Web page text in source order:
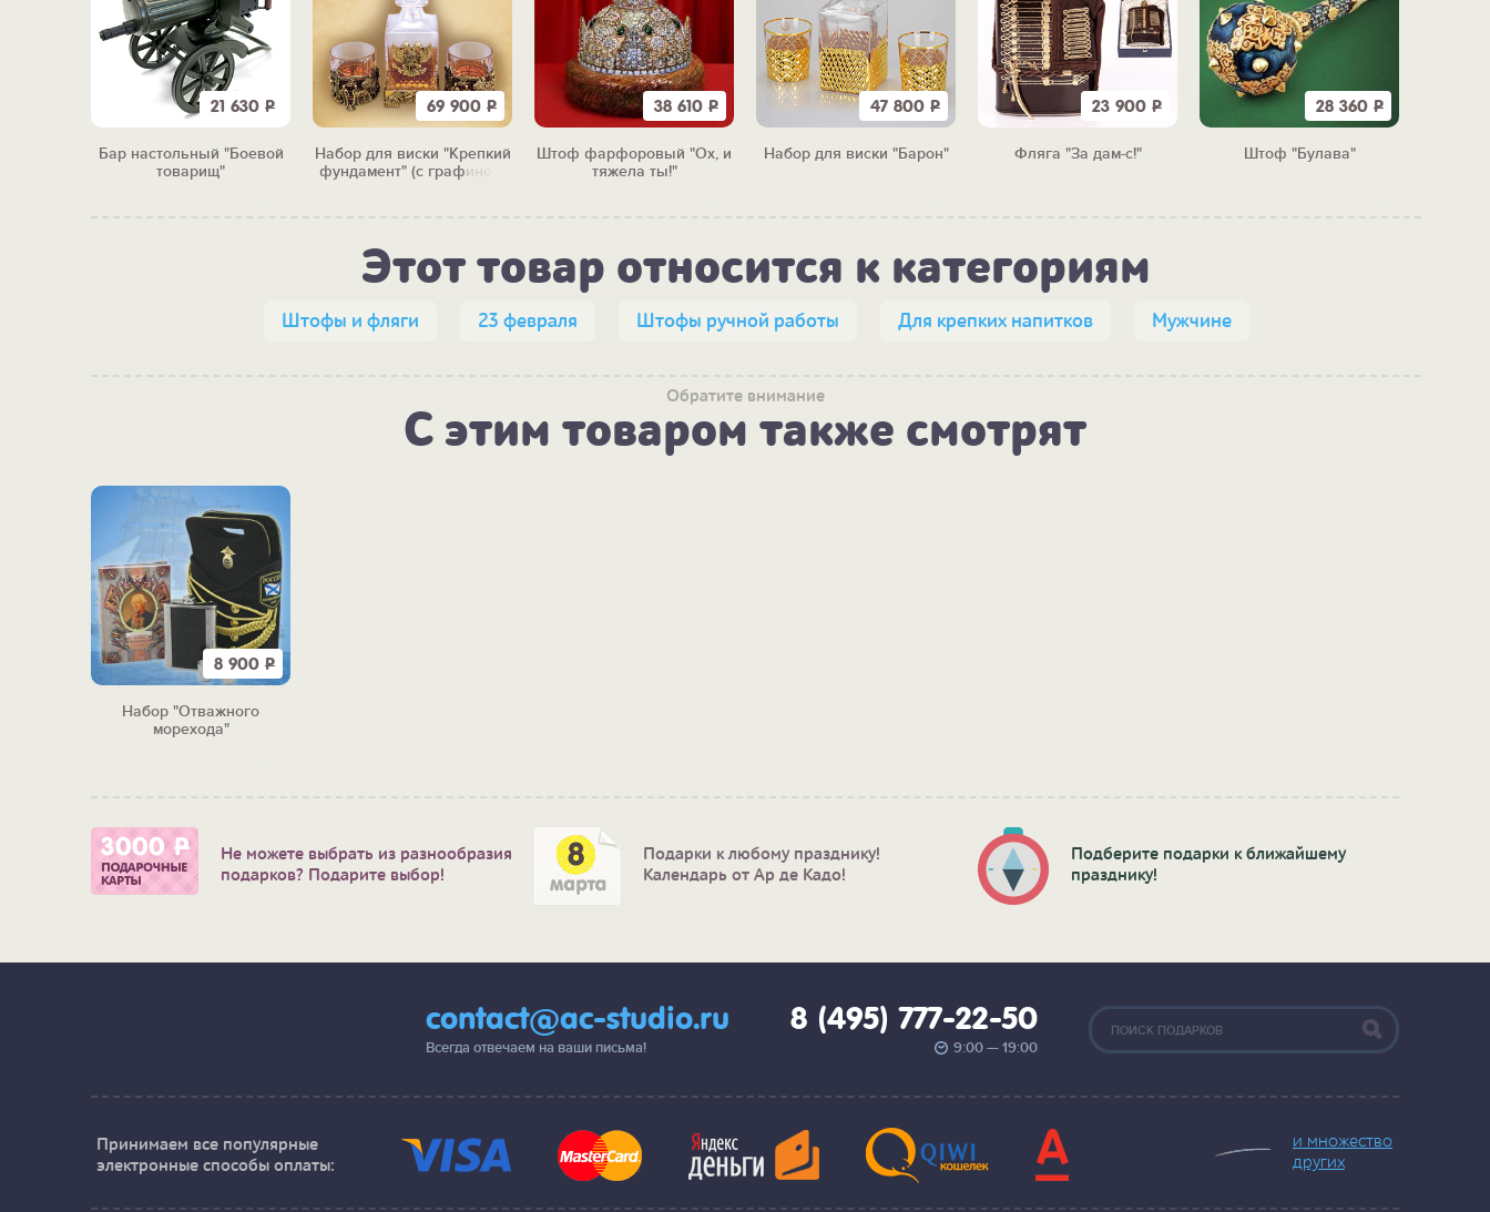
21 630 Р
Бар настольный "Боевой
товарищ"
69 900 Р
Набор для виски "Крепкий
фундамент" (с графином)
38 610 Р
Штоф фарфоровый "Ох, и
тяжела ты!"
47 800 Р
Набор для виски "Барон"
23 900 Р
Фляга "За дам-с!"
28 360 Р
Штоф "Булава"
Этот товар относится к категориям
Штофы и фляги 23 февраля Штофы ручной работы Для крепких напитков Мужчине
Обратите внимание
С этим товаром также смотрят
8 900 Р
Набор "Отважного
морехода"
Не можете выбрать из разнообразия
подарков? Подарите выбор!
Подарки к любому празднику!
Календарь от Ар де Кадо!
Подберите подарки к ближайшему
празднику!
contact@ac-studio.ru
Всегда отвечаем на ваши письма!
8 (495) 777-22-50
9:00 — 19:00
Принимаем все популярные
электронные способы оплаты:
и множество
других